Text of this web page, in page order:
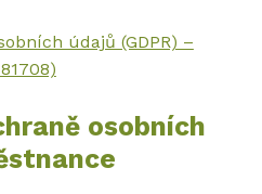
údajů (GDPR) –
osobních